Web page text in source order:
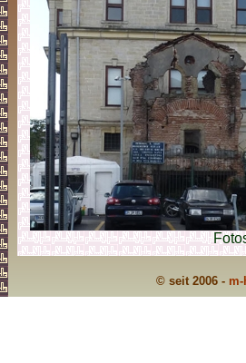
© seit 2006 -